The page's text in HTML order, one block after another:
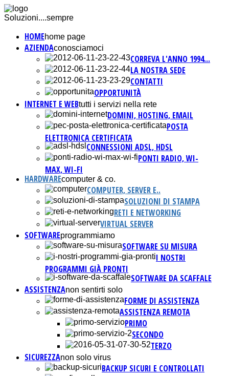
Soluzioni....sempre
HOMEhome page
AZIENDAconosciamoci
CORREVA L'ANNO 1994...
LA NOSTRA SEDE
CONTATTI
OPPORTUNITÀ
INTERNET E WEBtutti i servizi nella rete
DOMINI, HOSTING, EMAIL
POSTA
ELETTRONICA CERTIFICATA
CONNESSIONI ADSL, HDSL
PONTI RADIO, WI-
MAX, WI-FI
HARDWAREcomputer & co.
COMPUTER, SERVER E..
SOLUZIONI DI STAMPA
RETI E NETWORKING
VIRTUAL SERVER
SOFTWAREprogrammiamo
SOFTWARE SU MISURA
I NOSTRI
PROGRAMMI GIÀ PRONTI
SOFTWARE DA SCAFFALE
ASSISTENZAnon sentirti solo
FORME DI ASSISTENZA
ASSISTENZA REMOTA
PRIMO
SECONDO
TERZO
SICUREZZAnon solo virus
BACKUP SICURI E CONTROLLATI